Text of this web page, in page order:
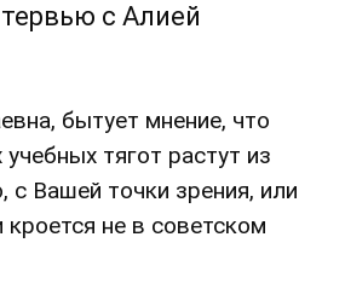
с Алией
бытует мнение, что
тягот растут из
с Вашей точки зрения, или
кроется не в советском